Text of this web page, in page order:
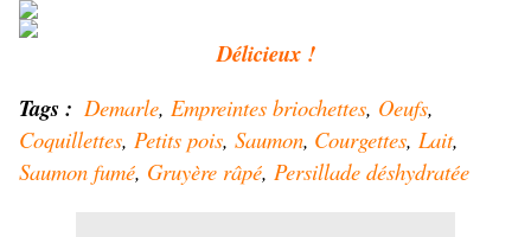
Délicieux !
Tags : Demarle, Empreintes briochettes, Oeufs,
Coquillettes, Petits pois, Saumon, Courgettes, Lait,
Saumon fumé, Gruyère râpé, Persillade déshydratée